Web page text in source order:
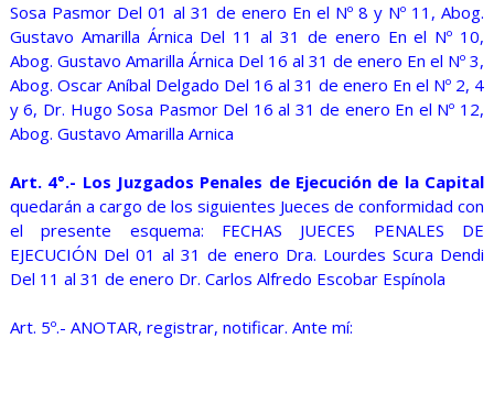
Sosa Pasmor Del 01 al 31 de enero En el Nº 8 y Nº 11, Abog.
Gustavo Amarilla Árnica Del 11 al 31 de enero En el Nº 10,
Abog. Gustavo Amarilla Árnica Del 16 al 31 de enero En el Nº 3,
Abog. Oscar Aníbal Delgado Del 16 al 31 de enero En el Nº 2, 4
y 6, Dr. Hugo Sosa Pasmor Del 16 al 31 de enero En el Nº 12,
Abog. Gustavo Amarilla Arnica
Art. 4°.- Los Juzgados Penales de Ejecución de la Capital
quedarán a cargo de los siguientes Jueces de conformidad con
el presente esquema: FECHAS JUECES PENALES DE
EJECUCIÓN Del 01 al 31 de enero Dra. Lourdes Scura Dendi
Del 11 al 31 de enero Dr. Carlos Alfredo Escobar Espínola
Art. 5º.- ANOTAR, registrar, notificar. Ante mí: